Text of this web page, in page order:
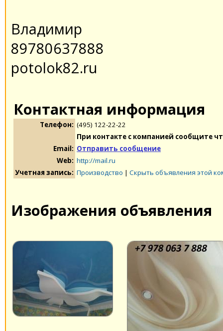
Владимир
89780637888
potolok82.ru
Контактная информация
Телефон: (495) 122-22-22
При контакте с компанией сообщите
Email: Отправить сообщение
Web: http://mail.ru
Учетная запись: Производство | Скрыть объявления этой
Изображения объявления